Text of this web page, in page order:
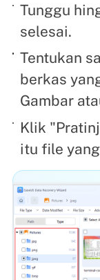
Tunggu
selesai.
Tentukan
berkas
Gambar
Klik
itu file